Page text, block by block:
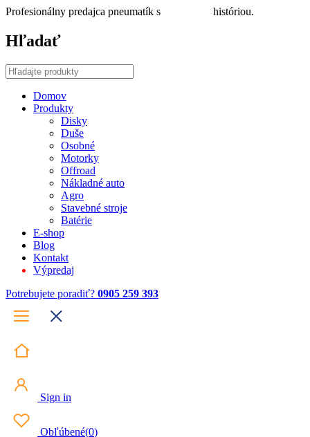
Profesionálny predajca pneumatík s históriou.
Hľadať
Domov
Produkty
Disky
Duše
Osobné
Motorky
Offroad
Nákladné auto
Agro
Stavebné stroje
Batérie
E-shop
Blog
Kontakt
Výpredaj
Potrebujete poradiť? 0905 259 393
Sign in
Obľúbené(0)